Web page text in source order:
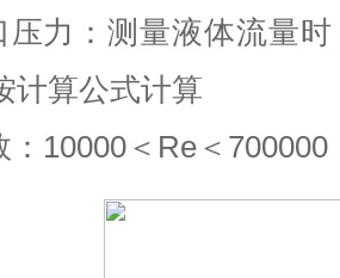
压力：测量液体流量
计算公式计算
10000 ＜ Re ＜ 700000